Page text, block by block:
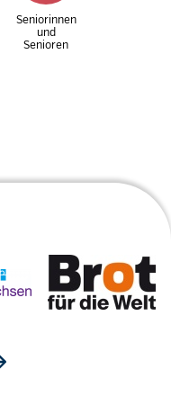
Seniorinnen
und
Senioren